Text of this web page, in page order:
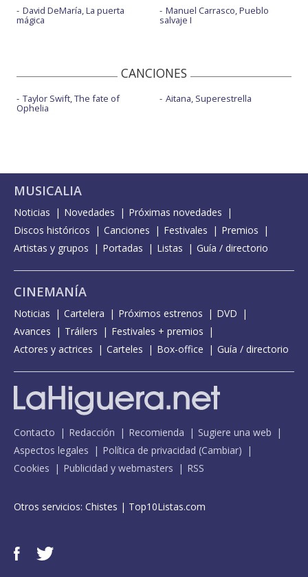
David DeMaría, La puerta
mágica
Manuel Carrasco, Pueblo
salvaje I
CANCIONES
Taylor Swift, The fate of
Ophelia
Aitana, Superestrella
MUSICALIA
Noticias Novedades
Próximas novedades
Discos históricos
Canciones Festivales
Premios
Artistas y grupos
Portadas Listas Guía / directorio
CINEMANÍA
Noticias Cartelera Próximos estrenos
DVD
Avances
Tráilers
Festivales + premios
Actores y actrices
Carteles Box-office Guía / directorio
Contacto Redacción Recomienda
Sugiere una web
Aspectos legales
Política de privacidad (Cambiar)
Cookies
Publicidad y webmasters RSS
Otros servicios: Chistes | Top10Listas.com